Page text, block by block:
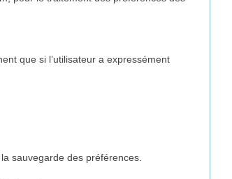
que si l’utilisateur a expressément
sauvegarde des préférences.